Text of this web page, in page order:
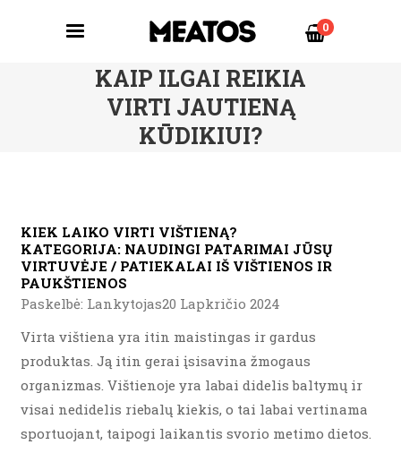
0
KAIP ILGAI REIKIA
VIRTI JAUTIENĄ
KŪDIKIUI?
KIEK LAIKO VIRTI VIŠTIENĄ?
KATEGORIJA: NAUDINGI PATARIMAI JŪSŲ
VIRTUVĖJE / PATIEKALAI IŠ VIŠTIENOS IR
PAUKŠTIENOS
Paskelbė: Lankytojas20 Lapkričio 2024
Virta vištiena yra itin maistingas ir gardus
produktas. Ją itin gerai įsisavina žmogaus
organizmas. Vištienoje yra labai didelis baltymų ir
visai nedidelis riebalų kiekis, o tai labai vertinama
sportuojant, taipogi laikantis svorio metimo dietos.